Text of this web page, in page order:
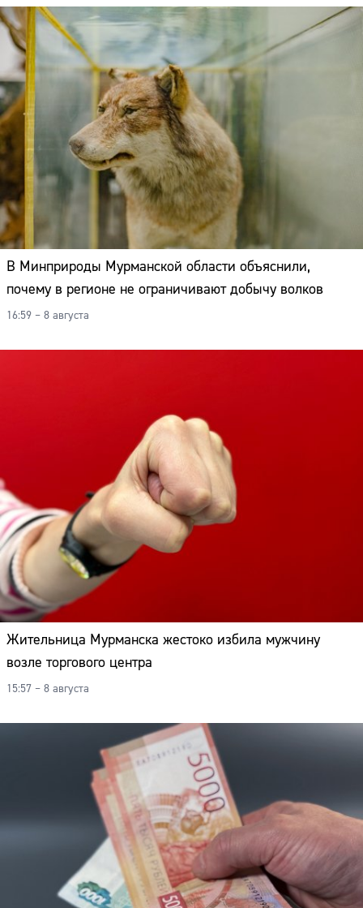
В Минприроды Мурманской области объяснили,
почему в регионе не ограничивают добычу волков
16:59 – 8 августа
Жительница Мурманска жестоко избила мужчину
возле торгового центра
15:57 – 8 августа
Адрес:
Телефон: